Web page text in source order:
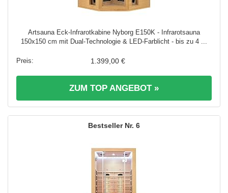
Artsauna Eck-Infrarotkabine Nyborg E150K - Infrarotsauna
150x150 cm mit Dual-Technologie & LED-Farblicht - bis zu 4 ...
1.399,00 €
ZUM TOP ANGEBOT »
6